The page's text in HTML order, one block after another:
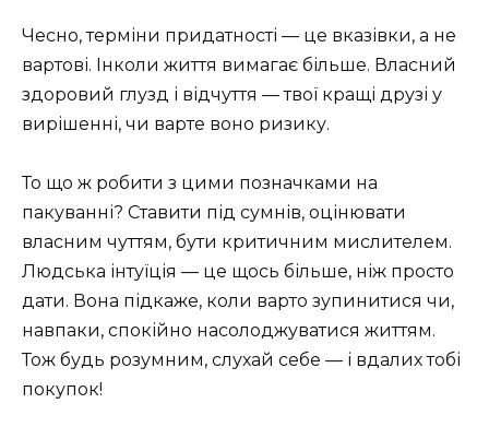
Чесно, терміни придатності — це вказівки, а не
вартові. Інколи життя вимагає більше. Власний
здоровий глузд і відчуття — твої кращі друзі у
вирішенні, чи варте воно ризику.
То що ж робити з цими позначками на
пакуванні? Ставити під сумнів, оцінювати
власним чуттям, бути критичним мислителем.
Людська інтуїція — це щось більше, ніж просто
дати. Вона підкаже, коли варто зупинитися чи,
навпаки, спокійно насолоджуватися життям.
Тож будь розумним, слухай себе — і вдалих тобі
покупок!